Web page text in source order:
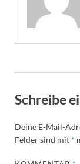
Schreibe
Deine E-Mail-
Felder sind mit *